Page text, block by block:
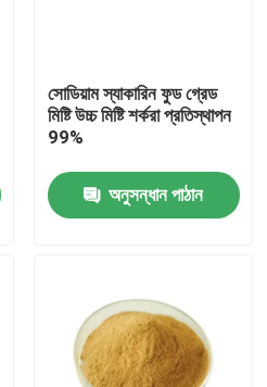
সোডিয়াম স্যাকারিন ফুড গ্রেড
মিষ্টি উচ্চ মিষ্টি শর্করা প্রতিস্থাপন
99%
অনুসন্ধান পাঠান